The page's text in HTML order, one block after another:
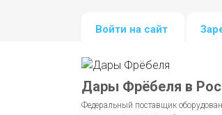
Войти на сайт
Дары Фрёбеля в
Федеральный поставщик